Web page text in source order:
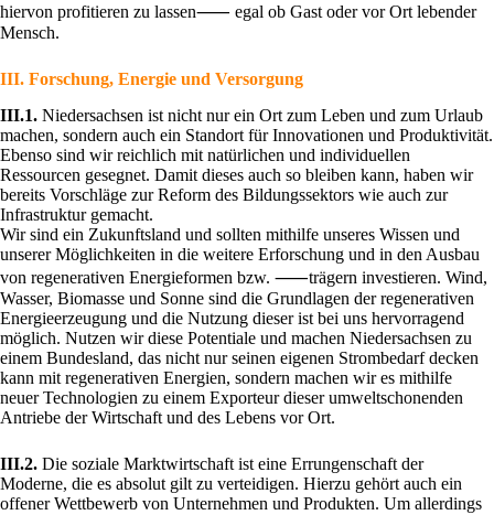
hiervon profitieren zu lassen⸺ egal ob Gast oder vor Ort lebender
Mensch.
III. Forschung, Energie und Versorgung
III.1. Niedersachsen ist nicht nur ein Ort zum Leben und zum Urlaub
machen, sondern auch ein Standort für Innovationen und Produktivität.
Ebenso sind wir reichlich mit natürlichen und individuellen
Ressourcen gesegnet. Damit dieses auch so bleiben kann, haben wir
bereits Vorschläge zur Reform des Bildungssektors wie auch zur
Infrastruktur gemacht.
Wir sind ein Zukunftsland und sollten mithilfe unseres Wissen und
unserer Möglichkeiten in die weitere Erforschung und in den Ausbau
von regenerativen Energieformen bzw. ⸺trägern investieren. Wind,
Wasser, Biomasse und Sonne sind die Grundlagen der regenerativen
Energieerzeugung und die Nutzung dieser ist bei uns hervorragend
möglich. Nutzen wir diese Potentiale und machen Niedersachsen zu
einem Bundesland, das nicht nur seinen eigenen Strombedarf decken
kann mit regenerativen Energien, sondern machen wir es mithilfe
neuer Technologien zu einem Exporteur dieser umweltschonenden
Antriebe der Wirtschaft und des Lebens vor Ort.
III.2. Die soziale Marktwirtschaft ist eine Errungenschaft der
Moderne, die es absolut gilt zu verteidigen. Hierzu gehört auch ein
offener Wettbewerb von Unternehmen und Produkten. Um allerdings